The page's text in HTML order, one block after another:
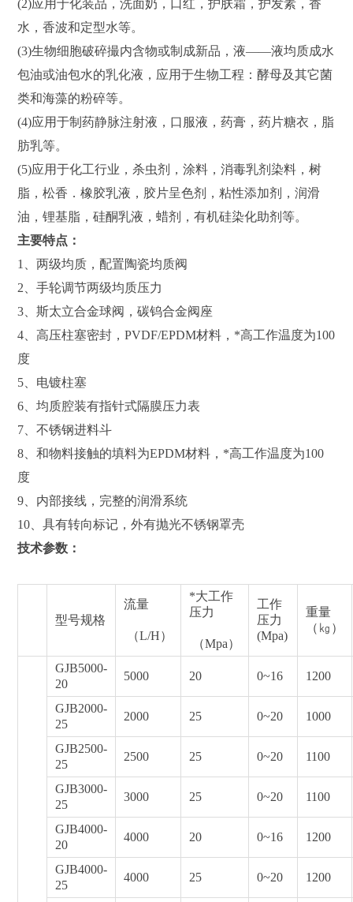
(2)应用于化装品，洗面奶，口红，护肤霜，护发素，香
水，香波和定型水等。
(3)生物细胞破碎撮内含物或制成新品，液——液均质成水
包油或油包水的乳化液，应用于生物工程：酵母及其它菌
类和海藻的粉碎等。
(4)应用于制药静脉注射液，口服液，药膏，药片糖衣，脂
肪乳等。
(5)应用于化工行业，杀虫剂，涂料，消毒乳剂染料，树
脂，松香．橡胶乳液，胶片呈色剂，粘性添加剂，润滑
油，锂基脂，硅酮乳液，蜡剂，有机硅染化助剂等。
主要特点：
1、两级均质，配置陶瓷均质阀
2、手轮调节两级均质压力
3、斯太立合金球阀，碳钨合金阀座
4、高压柱塞密封，PVDF/EPDM材料，*高工作温度为100
度
5、电镀柱塞
6、均质腔装有指针式隔膜压力表
7、不锈钢进料斗
8、和物料接触的填料为EPDM材料，*高工作温度为100
度
9、内部接线，完整的润滑系统
10、具有转向标记，外有抛光不锈钢罩壳
技术参数：
型号规格
流量
（L/H）
*大工作
压力
（Mpa）
工作
压力
(Mpa)
重量
（㎏）
GJB5000-
20
5000 20 0~16 1200
GJB2000-
25
2000 25 0~20 1000
GJB2500-
25
2500 25 0~20 1100
GJB3000-
25
3000 25 0~20 1100
GJB4000-
20
4000 20 0~16 1200
GJB4000-
25
4000 25 0~20 1200